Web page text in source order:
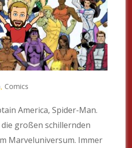
Comics
America, Spider-Man.
großen schillernden
Marveluniversum. Immer